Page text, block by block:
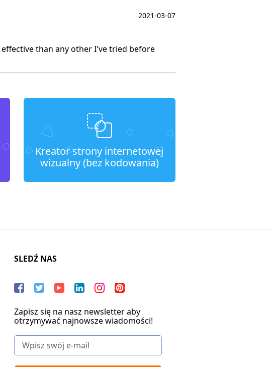
2021-03-07
than any other I've tried before
Kreator strony internetowej
wizualny (bez kodowania)
SLEDŹ NAS
Zapisz się na nasz newsletter aby
otrzymywać najnowsze wiadomości!